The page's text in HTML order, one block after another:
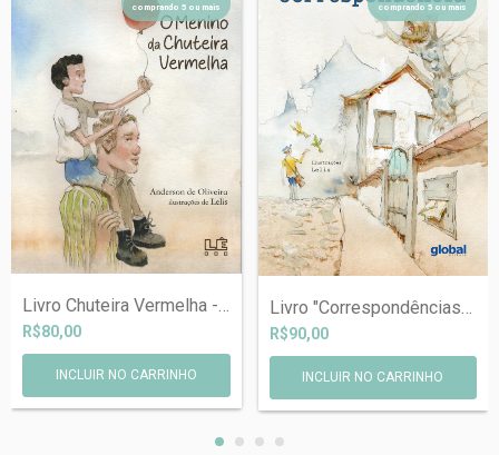
comprando 5 ou mais
Livro Chuteira Vermelha - Com autógrado...
R$80,00
comprando 5 ou mais
R$90,00